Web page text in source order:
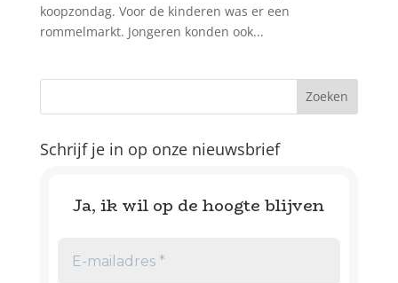
koopzondag. Voor de kinderen was er een
rommelmarkt. Jongeren konden ook...
Schrijf je in op onze nieuwsbrief
Ja, ik wil op de hoogte blijven